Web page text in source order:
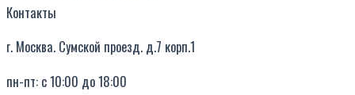
Контакты
г. Москва. Сумской проезд. д.7 корп.1
пн-пт: с 10:00 до 18:00